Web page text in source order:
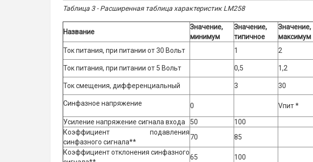
Таблица 3 - Расширенная таблица характеристик LM258
Название
Значение,
минимум
Значение,
типичное
Значение,
максимум
Ток питания, при питании от 30 Вольт 1 2
Ток питания, при питании от 5 Вольт 0,5 1,2
Ток смещения, дифференциальный 3 30
Синфазное напряжение 0 Vпит *
Усиление напряжение сигнала входа 50 100
Коэффициент подавления
синфазного сигнала**
70 85
Коэффициент отклонения синфазного
65 100